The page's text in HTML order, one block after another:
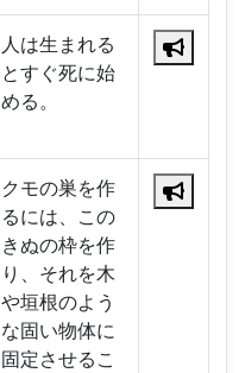
人は生まれる
とすぐ死に始
める。
クモの巣を作
るには、この
きぬの枠を作
り、それを木
や垣根のよう
な固い物体に
固定させるこ